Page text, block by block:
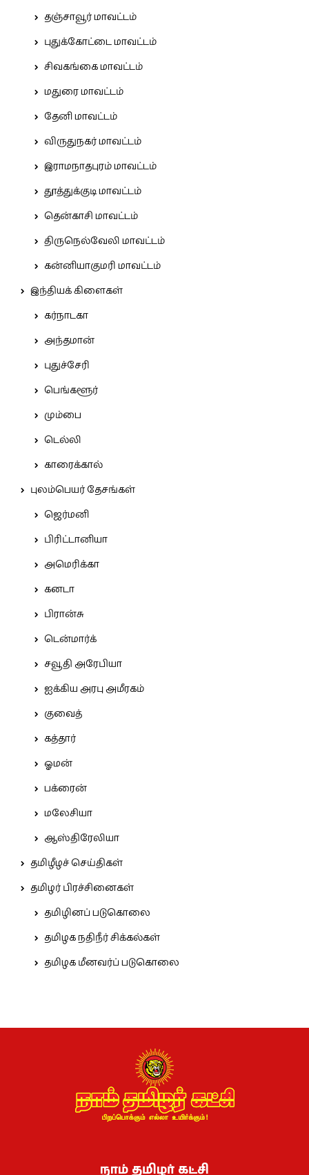
தஞ்சாவூர் மாவட்டம்
புதுக்கோட்டை மாவட்டம்
சிவகங்கை மாவட்டம்
மதுரை மாவட்டம்
தேனி மாவட்டம்
விருதுநகர் மாவட்டம்
இராமநாதபுரம் மாவட்டம்
தூத்துக்குடி மாவட்டம்
தென்காசி மாவட்டம்
திருநெல்வேலி மாவட்டம்
கன்னியாகுமரி மாவட்டம்
இந்தியக் கிளைகள்
கர்நாடகா
அந்தமான்
புதுச்சேரி
பெங்களூர்
மும்பை
டெல்லி
காரைக்கால்
புலம்பெயர் தேசங்கள்
ஜெர்மனி
பிரிட்டானியா
அமெரிக்கா
கனடா
பிரான்சு
டென்மார்க்
சவூதி அரேபியா
ஐக்கிய அரபு அமீரகம்
குவைத்
கத்தார்
ஓமன்
பக்ரைன்
மலேசியா
ஆஸ்திரேலியா
தமிழீழச் செய்திகள்
தமிழர் பிரச்சினைகள்
தமிழினப் படுகொலை
தமிழக நதிநீர் சிக்கல்கள்
தமிழக மீனவர்ப் படுகொலை
நாம் தமிழர் கட்சி